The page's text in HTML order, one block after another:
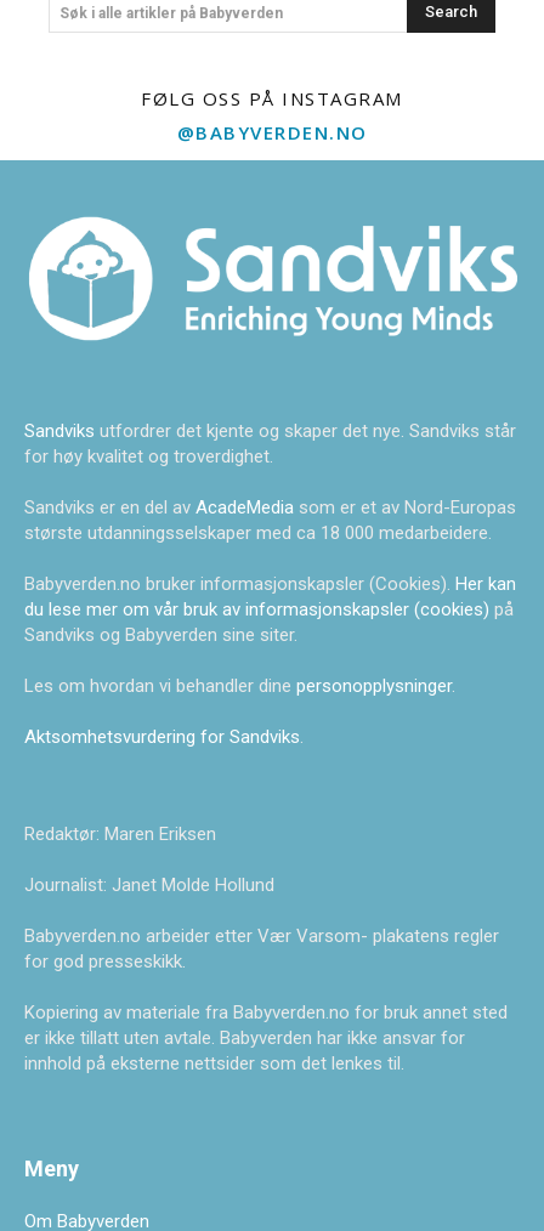
Søk i alle artikler på Babyverden Search
FØLG OSS PÅ INSTAGRAM
@BABYVERDEN.NO
Sandviks utfordrer det kjente og skaper det nye. Sandviks står
for høy kvalitet og troverdighet.
Sandviks er en del av AcadeMedia som er et av Nord-Europas
største utdanningsselskaper med ca 18 000 medarbeidere.
Babyverden.no bruker informasjonskapsler (Cookies). Her kan
du lese mer om vår bruk av informasjonskapsler (cookies) på
Sandviks og Babyverden sine siter.
Les om hvordan vi behandler dine personopplysninger.
Aktsomhetsvurdering for Sandviks.
Redaktør: Maren Eriksen
Journalist: Janet Molde Hollund
Babyverden.no arbeider etter Vær Varsom- plakatens regler
for god presseskikk.
Kopiering av materiale fra Babyverden.no for bruk annet sted
er ikke tillatt uten avtale. Babyverden har ikke ansvar for
innhold på eksterne nettsider som det lenkes til.
Meny
Om Babyverden